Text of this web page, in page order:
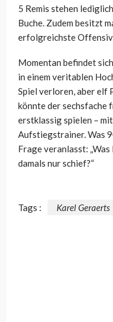
5 Remis stehen
Buche. Zudem besitzt
erfolgreichste
Momentan befindet
in einem veritablen
Spiel verloren, aber elf
könnte der sechsfache
erstklassig spielen –
Aufstiegstrainer. Was
Frage veranlasst:
damals nur schief?“
Tags : Karel Geraerts